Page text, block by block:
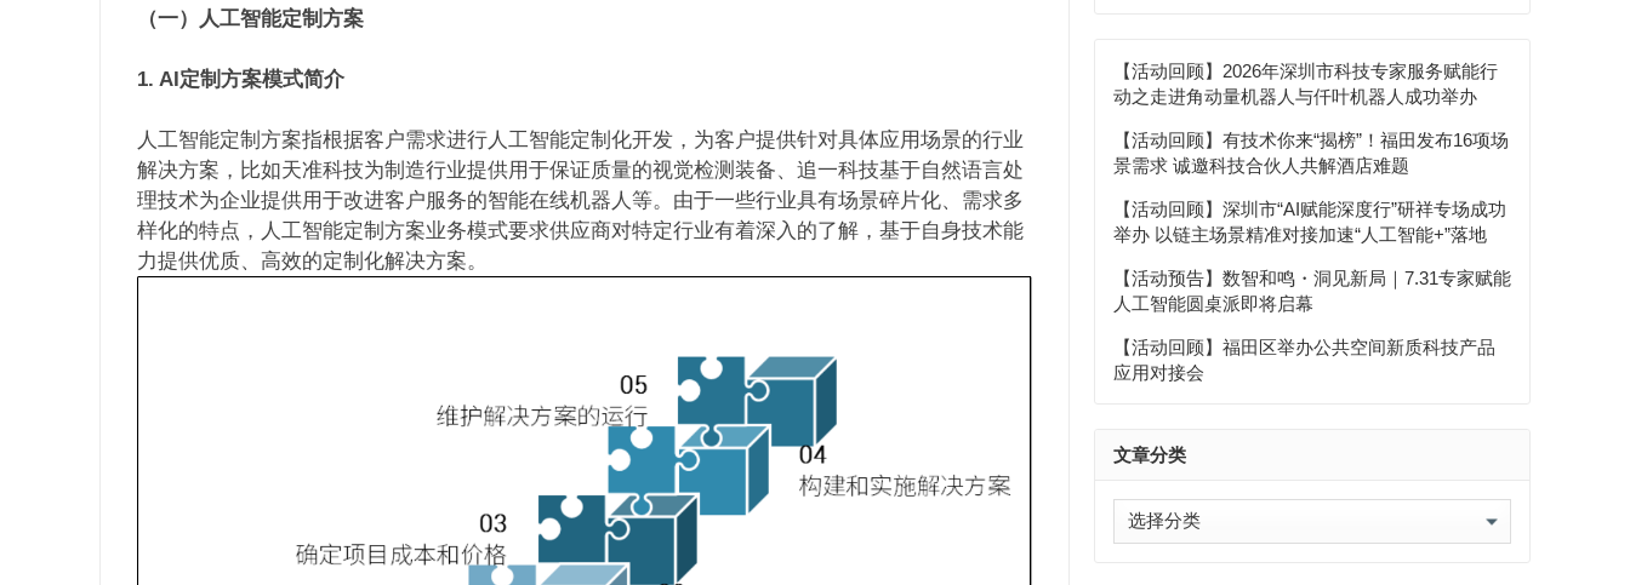
（一）人工智能定制方案
1. AI定制方案模式简介
人工智能定制方案指根据客户需求进行人工智能定制化开发，为客户提供针对具体应用场景的行业
解决方案，比如天准科技为制造行业提供用于保证质量的视觉检测装备、追一科技基于自然语言处
理技术为企业提供用于改进客户服务的智能在线机器人等。由于一些行业具有场景碎片化、需求多
样化的特点，人工智能定制方案业务模式要求供应商对特定行业有着深入的了解，基于自身技术能
力提供优质、高效的定制化解决方案。
【活动回顾】2026年深圳市科技专家服务赋能行
动之走进角动量机器人与仟叶机器人成功举办
【活动回顾】有技术你来“揭榜”！福田发布16项场
景需求 诚邀科技合伙人共解酒店难题
【活动回顾】深圳市“AI赋能深度行”研祥专场成功
举办 以链主场景精准对接加速“人工智能+”落地
【活动预告】数智和鸣・洞见新局｜7.31专家赋能
人工智能圆桌派即将启幕
【活动回顾】福田区举办公共空间新质科技产品
应用对接会
文章分类
文
章